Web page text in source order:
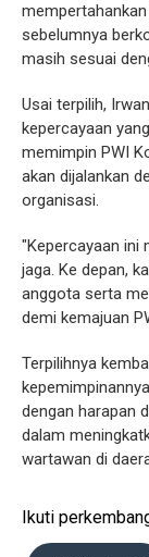
sebelumnya
masih sesuai
Usai terpilih,
kepercayaan
memimpin PWI
akan dijalankan
organisasi.
"Kepercayaan ini
jaga. Ke depan,
anggota serta
demi kemajuan
Terpilihnya
dengan harapan
dalam
wartawan di
Ikuti